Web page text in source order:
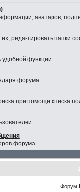
аватаров,
редактировать папки
удобной функции
форума.
при помощи списка
форума.
Форум